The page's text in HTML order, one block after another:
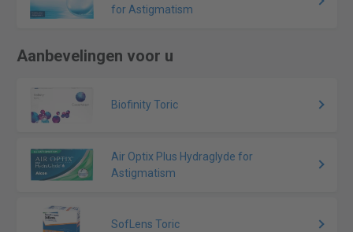
for Astigmatism
Aanbevelingen voor u
Biofinity Toric
Air Optix Plus Hydraglyde for
Astigmatism
SofLens Toric